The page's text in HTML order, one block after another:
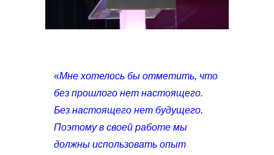
«Мне хотелось бы отметить, что
без прошлого нет настоящего.
Без настоящего нет будущего.
Поэтому в своей работе мы
должны использовать опыт